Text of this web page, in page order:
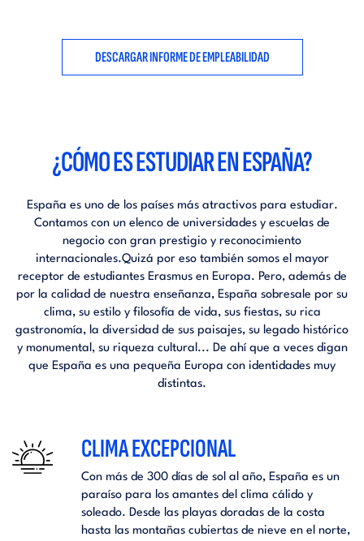
DESCARGAR INFORME DE EMPLEABILIDAD
¿CÓMO ES ESTUDIAR EN ESPAÑA?
España es uno de los países más atractivos para estudiar.
Contamos con un elenco de universidades y escuelas de
negocio con gran prestigio y reconocimiento
internacionales.Quizá por eso también somos el mayor
receptor de estudiantes Erasmus en Europa. Pero, además de
por la calidad de nuestra enseñanza, España sobresale por su
clima, su estilo y filosofía de vida, sus fiestas, su rica
gastronomía, la diversidad de sus paisajes, su legado histórico
y monumental, su riqueza cultural... De ahí que a veces digan
que España es una pequeña Europa con identidades muy
distintas.
CLIMA EXCEPCIONAL
Con más de 300 días de sol al año, España es un
paraíso para los amantes del clima cálido y
soleado. Desde las playas doradas de la costa
hasta las montañas cubiertas de nieve en el norte,